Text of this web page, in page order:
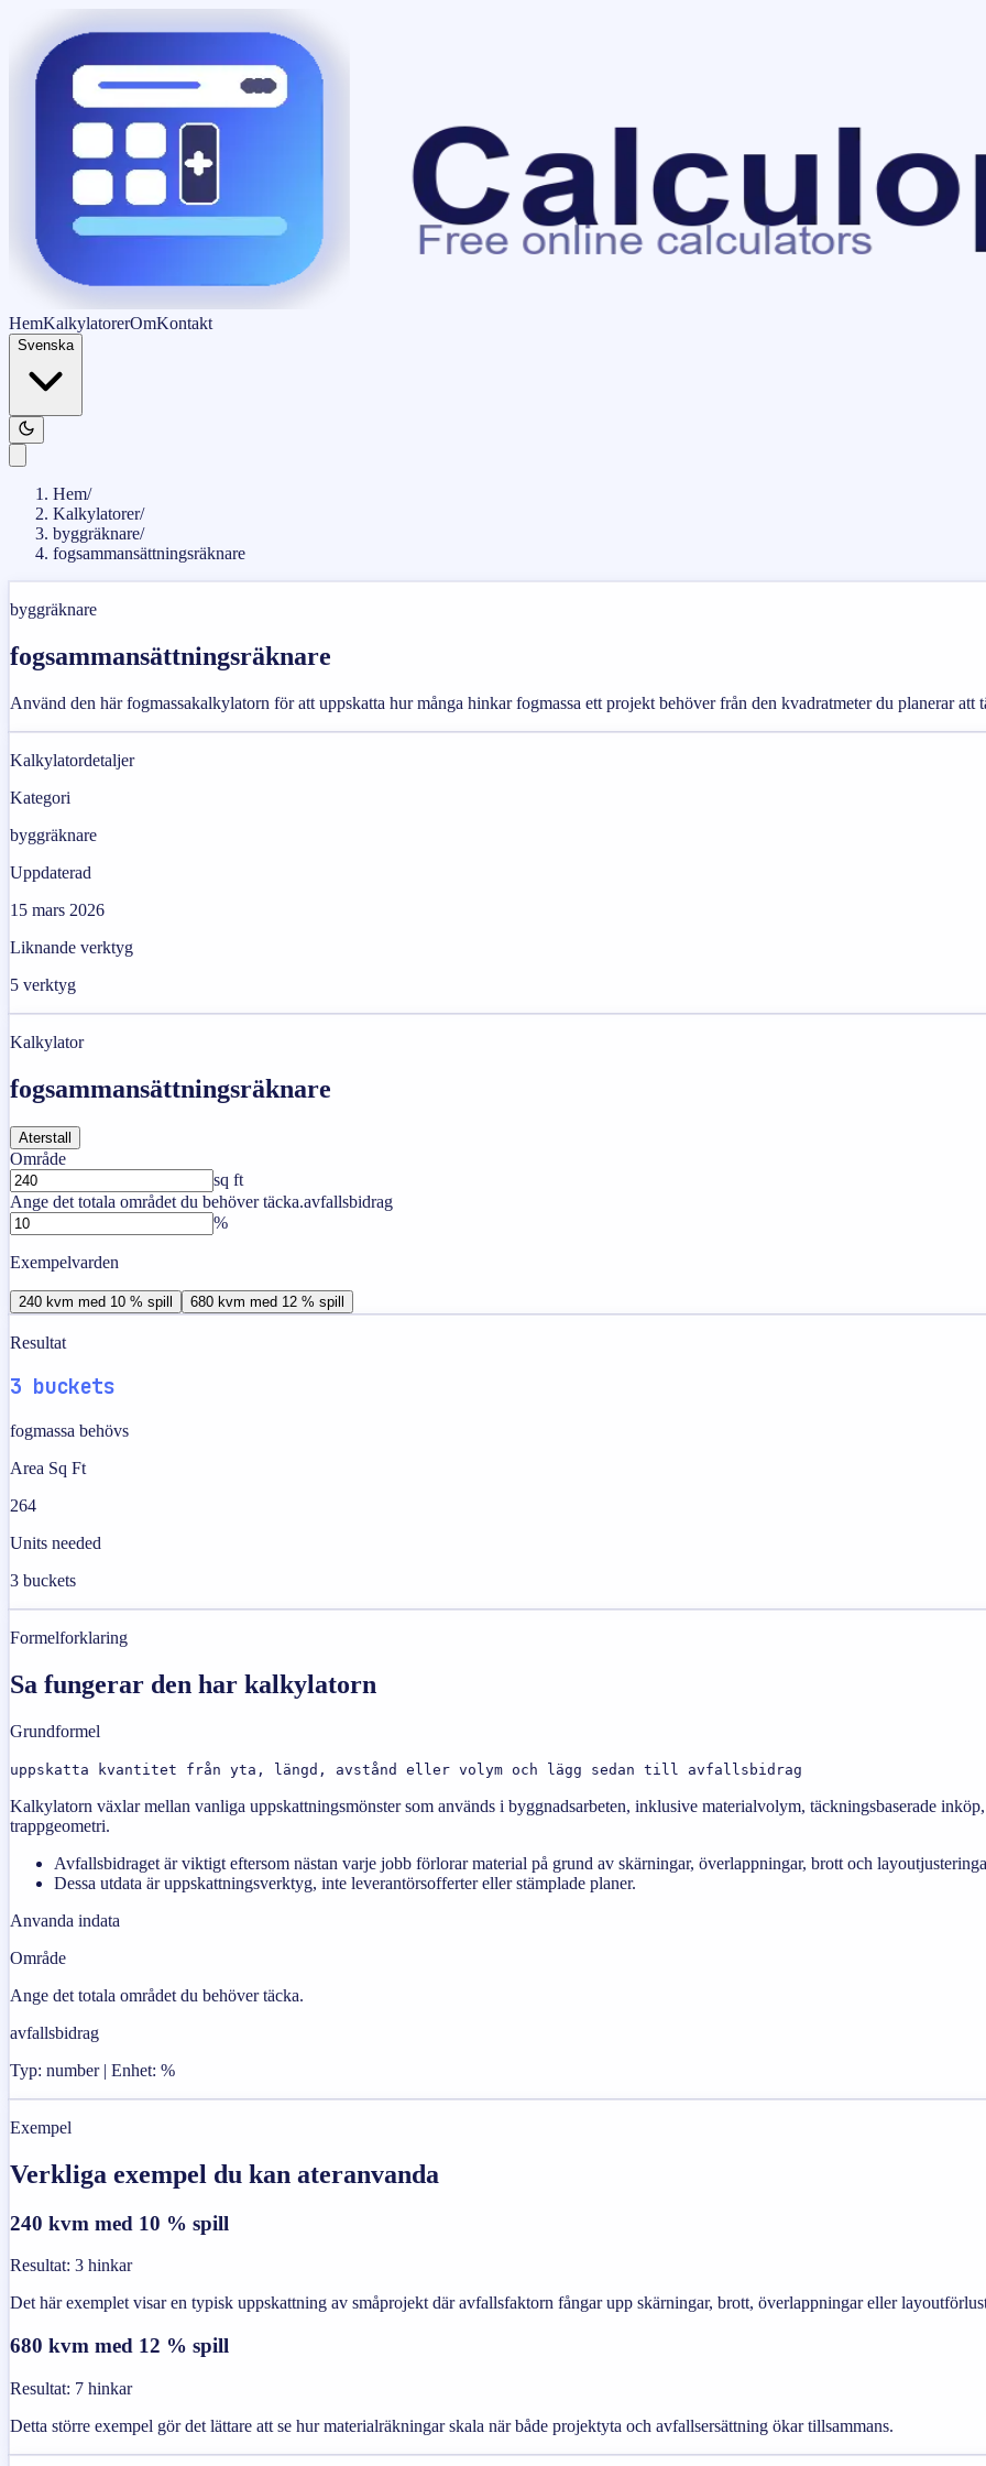
HemKalkylatorerOmKontakt
Svenska
Hem/
Kalkylatorer/
byggräknare/
fogsammansättningsräknare
byggräknare
fogsammansättningsräknare
Använd den här fogmassakalkylatorn för att uppskatta hur många hinkar fogmassa ett projekt behöver från den kvadratmeter du planerar att
Kalkylatordetaljer
Kategori
byggräknare
Uppdaterad
15 mars 2026
Liknande verktyg
5 verktyg
Kalkylator
fogsammansättningsräknare
Aterstall
Område
sq ft
Ange det totala området du behöver täcka.avfallsbidrag
%
Exempelvarden
240 kvm med 10 % spill 680 kvm med 12 % spill
Resultat
3 buckets
fogmassa behövs
Area Sq Ft
264
Units needed
3 buckets
Formelforklaring
Sa fungerar den har kalkylatorn
Grundformel
uppskatta kvantitet från yta, längd, avstånd eller volym och lägg sedan till avfallsbidrag
Kalkylatorn växlar mellan vanliga uppskattningsmönster som används i byggnadsarbeten, inklusive materialvolym, täckningsbaserade
trappgeometri.
Avfallsbidraget är viktigt eftersom nästan varje jobb förlorar material på grund av skärningar, överlappningar, brott och
Dessa utdata är uppskattningsverktyg, inte leverantörsofferter eller stämplade planer.
Anvanda indata
Område
Ange det totala området du behöver täcka.
avfallsbidrag
Typ: number | Enhet: %
Exempel
Verkliga exempel du kan ateranvanda
240 kvm med 10 % spill
Resultat: 3 hinkar
Det här exemplet visar en typisk uppskattning av småprojekt där avfallsfaktorn fångar upp skärningar, brott, överlappningar eller
680 kvm med 12 % spill
Resultat: 7 hinkar
Detta större exempel gör det lättare att se hur materialräkningar skala när både projektyta och avfallsersättning ökar tillsammans.